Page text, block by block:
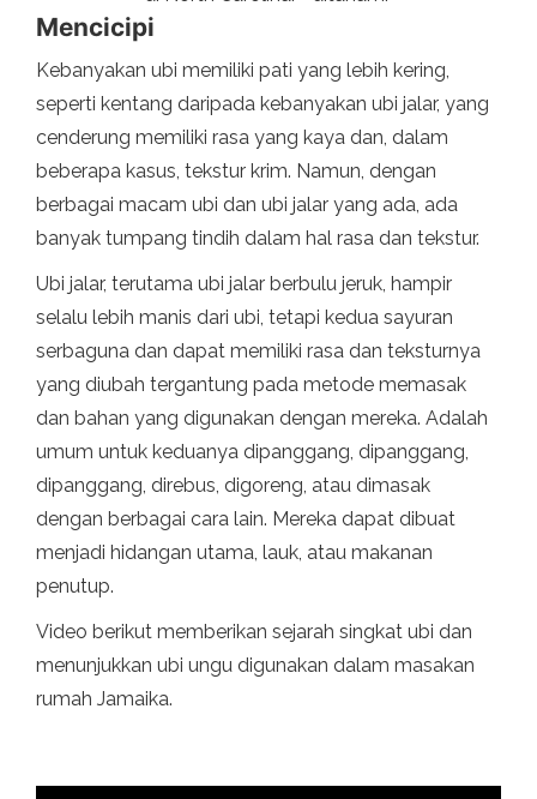
Mencicipi
Kebanyakan ubi memiliki pati yang lebih kering,
seperti kentang daripada kebanyakan ubi jalar, yang
cenderung memiliki rasa yang kaya dan, dalam
beberapa kasus, tekstur krim. Namun, dengan
berbagai macam ubi dan ubi jalar yang ada, ada
banyak tumpang tindih dalam hal rasa dan tekstur.
Ubi jalar, terutama ubi jalar berbulu jeruk, hampir
selalu lebih manis dari ubi, tetapi kedua sayuran
serbaguna dan dapat memiliki rasa dan teksturnya
yang diubah tergantung pada metode memasak
dan bahan yang digunakan dengan mereka. Adalah
umum untuk keduanya dipanggang, dipanggang,
dipanggang, direbus, digoreng, atau dimasak
dengan berbagai cara lain. Mereka dapat dibuat
menjadi hidangan utama, lauk, atau makanan
penutup.
Video berikut memberikan sejarah singkat ubi dan
menunjukkan ubi ungu digunakan dalam masakan
rumah Jamaika.